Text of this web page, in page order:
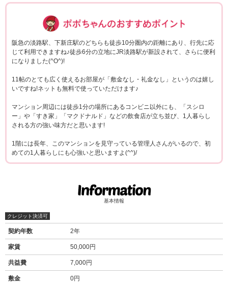
阪急の淡路駅、下新庄駅のどちらも徒歩10分圏内の距離にあり、行先に応
じて利用できますね♪徒歩6分の立地にJR淡路駅が新設されて、さらに便利
になりました(^O^)!
11帖のとても広く使えるお部屋が「敷金なし・礼金なし」というのは嬉し
いですね!ネットも無料で使っていただけます♪
マンション周辺には徒歩1分の場所にあるコンビニ以外にも、「スシロ
ー」や「すき家」「マクドナルド」などの飲食店が立ち並び、1人暮らし
される方の強い味方だと思います!
1階には長年、このマンションを見守っている管理人さんがいるので、初
めての1人暮らしにも心強いと思いますよ(^^)/
基本情報
クレジット決済可
契約年数 2年
家賃 50,000円
共益費 7,000円
敷金 0円